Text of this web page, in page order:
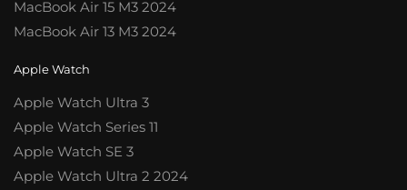
MacBook Air 15 M3 2024
MacBook Air 13 M3 2024
Apple Watch
Apple Watch Ultra 3
Apple Watch Series 11
Apple Watch SE 3
Apple Watch Ultra 2 2024